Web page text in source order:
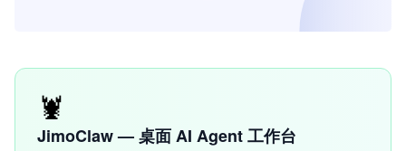
🦞
JimoClaw — 桌面 AI Agent 工作台